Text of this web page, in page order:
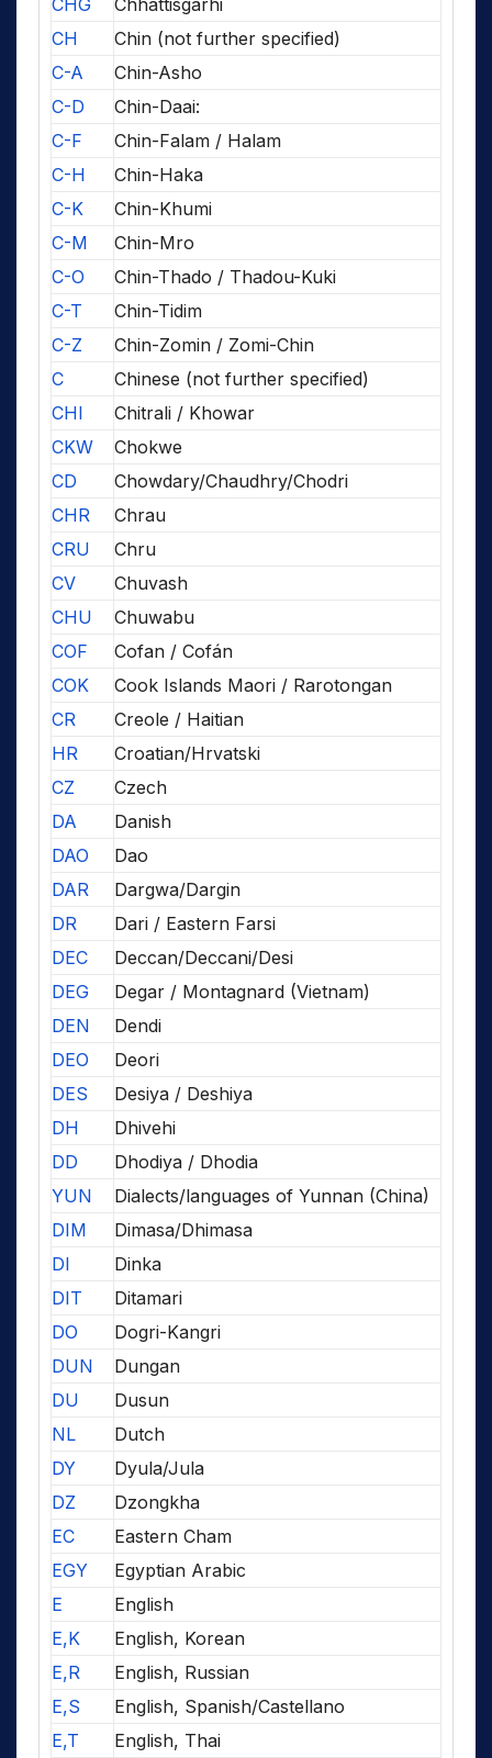
CHG
Chhattisgarhi
CH
Chin (not further specified)
C-A
Chin-Asho
C-D
Chin-Daai:
C-F
Chin-Falam / Halam
C-H
Chin-Haka
C-K
Chin-Khumi
C-M
Chin-Mro
C-O
Chin-Thado / Thadou-Kuki
C-T
Chin-Tidim
C-Z
Chin-Zomin / Zomi-Chin
C
Chinese (not further specified)
CHI
Chitrali / Khowar
CKW
Chokwe
CD
Chowdary/Chaudhry/Chodri
CHR
Chrau
CRU
Chru
CV
Chuvash
CHU
Chuwabu
COF
Cofan / Cofán
COK
Cook Islands Maori / Rarotongan
CR
Creole / Haitian
HR
Croatian/Hrvatski
CZ
Czech
DA
Danish
DAO
Dao
DAR
Dargwa/Dargin
DR
Dari / Eastern Farsi
DEC
Deccan/Deccani/Desi
DEG
Degar / Montagnard (Vietnam)
DEN
Dendi
DEO
Deori
DES
Desiya / Deshiya
DH
Dhivehi
DD
Dhodiya / Dhodia
YUN
Dialects/languages of Yunnan (China)
DIM
Dimasa/Dhimasa
DI
Dinka
DIT
Ditamari
DO
Dogri-Kangri
DUN
Dungan
DU
Dusun
NL
Dutch
DY
Dyula/Jula
DZ
Dzongkha
EC
Eastern Cham
EGY
Egyptian Arabic
E
English
E,K
English, Korean
E,R
English, Russian
E,S
English, Spanish/Castellano
E,T
English, Thai